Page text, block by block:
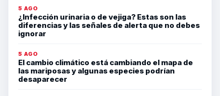
5 AGO
¿Infección urinaria o de vejiga? Estas son las
diferencias y las señales de alerta que no debes
ignorar
5 AGO
El cambio climático está cambiando el mapa de
las mariposas y algunas especies podrían
desaparecer